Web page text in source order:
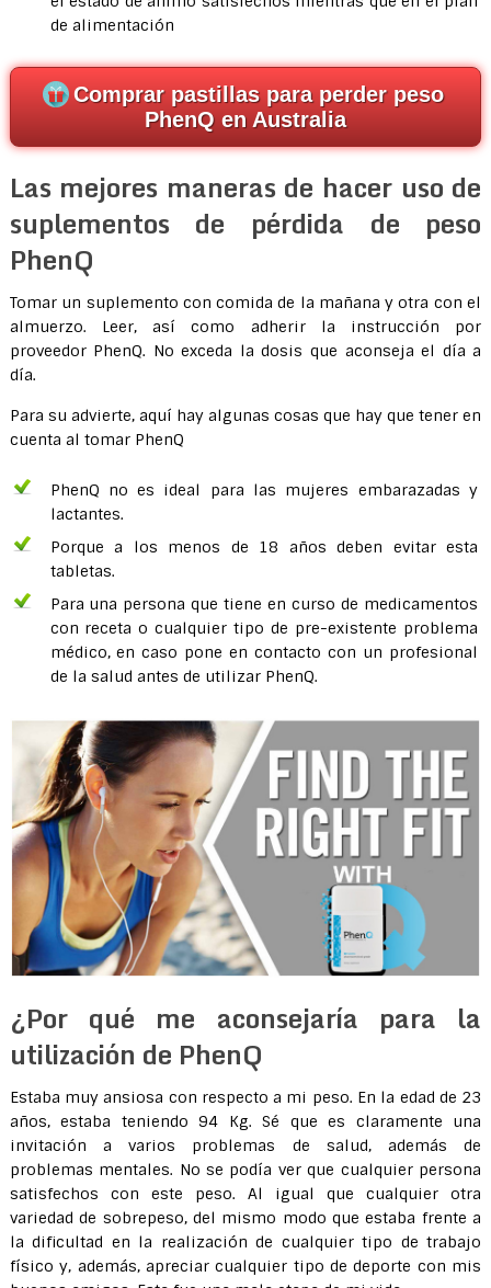
de alimentación
Comprar pastillas para perder peso
PhenQ en Australia
Las mejores maneras de hacer uso de
suplementos de pérdida de peso
PhenQ
Tomar un suplemento con comida de la mañana y otra con el
almuerzo. Leer, así como adherir la instrucción por
proveedor PhenQ. No exceda la dosis que aconseja el día a
día.
Para su advierte, aquí hay algunas cosas que hay que tener en
cuenta al tomar PhenQ
PhenQ no es ideal para las mujeres embarazadas y
lactantes.
Porque a los menos de 18 años deben evitar esta
tabletas.
Para una persona que tiene en curso de medicamentos
con receta o cualquier tipo de pre-existente problema
médico, en caso pone en contacto con un profesional
de la salud antes de utilizar PhenQ.
¿Por qué me aconsejaría para la
utilización de PhenQ
Estaba muy ansiosa con respecto a mi peso. En la edad de 23
años, estaba teniendo 94 Kg. Sé que es claramente una
invitación a varios problemas de salud, además de
problemas mentales. No se podía ver que cualquier persona
satisfechos con este peso. Al igual que cualquier otra
variedad de sobrepeso, del mismo modo que estaba frente a
la dificultad en la realización de cualquier tipo de trabajo
físico y, además, apreciar cualquier tipo de deporte con mis